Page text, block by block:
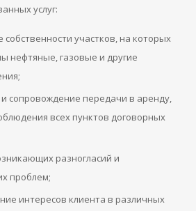
услуг:
участков, на которых
нефтяные, газовые и другие
и сопровождение передачи в аренду,
всех пунктов договорных
разногласий и
проблем;
интересов клиента в различных